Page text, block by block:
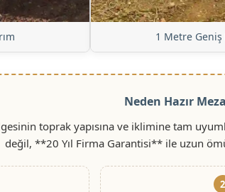
1 Metre
Neden Hazır
toprak yapısına ve iklimine tam
değil, **20 Yıl Firma Garantisi** ile uzun
2